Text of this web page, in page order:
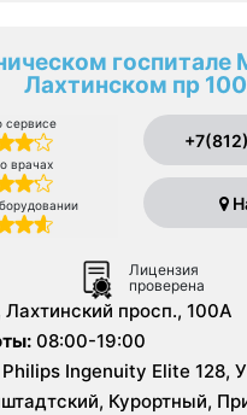
госпитале
Лахтинском пр
сервисе
врачах
Лицензия
проверена
просп., 100А
08:00-19:00
Ingenuity Elite 128,
Курортный,